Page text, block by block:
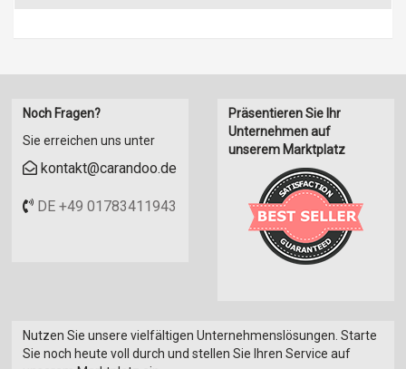
Noch Fragen?
Sie erreichen uns unter
kontakt@carandoo.de
DE +49 01783411943
Präsentieren Sie Ihr
Unternehmen auf
unserem Marktplatz
Nutzen Sie unsere vielfältigen Unternehmenslösungen. Starte
Sie noch heute voll durch und stellen Sie Ihren Service auf